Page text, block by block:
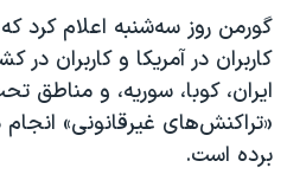
صفحه‌های ویژه
سفر پرزیدنت ترامپ به چین
گورمن روز سه‌شنبه اعلام کرد
کاربران در آمریکا و کاربران
ایران، کوبا، سوریه، و مناطق
«تراکنش‌های غیرقانونی»
برده است.